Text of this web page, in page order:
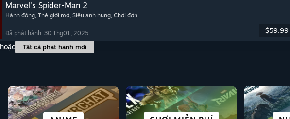
Marvel's Spider-Man 2
Hành động, Thế giới mở, Siêu anh hùng, Chơi đơn
Đã phát hành: 30 Thg01, 2025
$59.99
hoặc Tất cả phát hành mới
KHOA HỌC VIỄN